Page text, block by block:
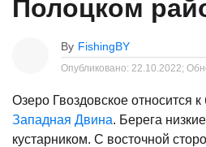
Полоцком
By FishingBY
Опубликовано: 22.10.2022;
Озеро Гвоздовское относится к
Западная Двина. Берега
кустарником. С восточной